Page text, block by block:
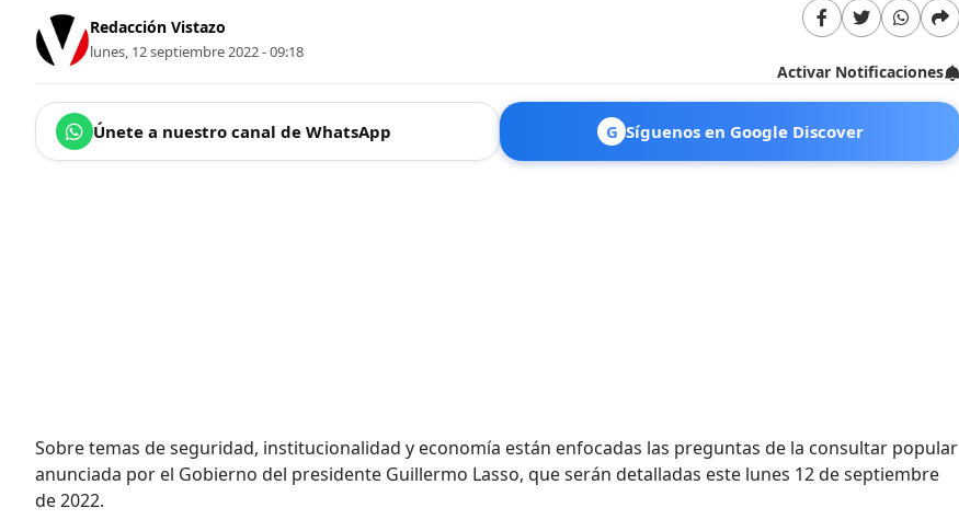
Redacción Vistazo
lunes, 12 septiembre 2022 - 09:18
Activar Notificaciones
Únete a nuestro canal de WhatsApp G Síguenos en Google Discover
Sobre temas de seguridad, institucionalidad y economía están enfocadas las preguntas de la consultar popular
anunciada por el Gobierno del presidente Guillermo Lasso, que serán detalladas este lunes 12 de septiembre
de 2022.